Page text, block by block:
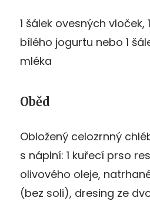
1 šálek ovesných vloček,
bílého jogurtu nebo 1
mléka
Oběd
Obložený celozrnný
s náplní: 1 kuřecí prso
olivového oleje,
(bez soli), dresing ze